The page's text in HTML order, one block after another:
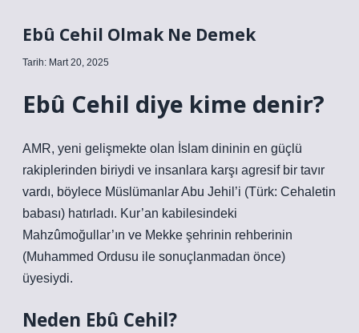
Ebû Cehil Olmak Ne Demek
Tarih: Mart 20, 2025
Ebû Cehil diye kime denir?
AMR, yeni gelişmekte olan İslam dininin en güçlü
rakiplerinden biriydi ve insanlara karşı agresif bir tavır
vardı, böylece Müslümanlar Abu Jehil’i (Türk: Cehaletin
babası) hatırladı. Kur’an kabilesindeki
Mahzûmoğullar’ın ve Mekke şehrinin rehberinin
(Muhammed Ordusu ile sonuçlanmadan önce)
üyesiydi.
Neden Ebû Cehil?